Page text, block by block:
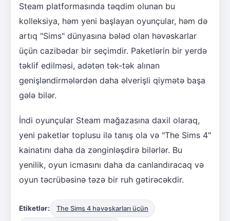
Steam platformasında təqdim olunan bu
kolleksiya, həm yeni başlayan oyunçular, həm də
artıq "Sims" dünyasına bələd olan həvəskarlar
üçün cazibədar bir seçimdir. Paketlərin bir yerdə
təklif edilməsi, adətən tək-tək alınan
genişləndirmələrdən daha əlverişli qiymətə başa
gələ bilər.
İndi oyunçular Steam mağazasına daxil olaraq,
yeni paketlər toplusu ilə tanış ola və "The Sims 4"
kainatını daha da zənginləşdirə bilərlər. Bu
yenilik, oyun icmasını daha da canlandıracaq və
oyun təcrübəsinə təzə bir ruh gətirəcəkdir.
Etiketlər: The Sims 4 həvəskarları üçün